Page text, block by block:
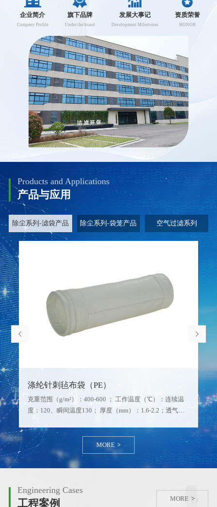
企业简介
Company Profile
旗下品牌
Under the brand
发展大事记
Development Milestones
资质荣誉
HONOR
Products and Applications
产品与应用
除尘系列-滤袋产品 除尘系列-袋笼产品 空气过滤系列
涤纶针刺毡布袋（PE）
克重范围（g/m²）：400-600 ； 工作温度（℃）：连续温
度：120、瞬间温度130； 厚度（mm）：1.6-2.2；透气度
≥900N5*20cm、纬向断裂强力:≥1200N5*20cm、经向断裂
伸长率:≤3…
MORE >
Engineering Cases
工程案例 MORE >